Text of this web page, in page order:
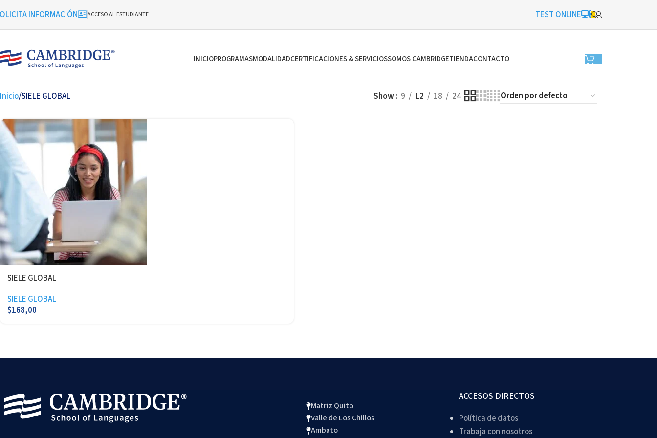
INFORMACIÓN ACCESO AL ESTUDIANTE TEST ONLINE
INICIOPROGRAMASMODALIDADCERTIFICACIONES & SERVICIOSSOMOS CAMBRIDGETIENDACONTACTO
Inicio SIELE GLOBAL Show 9 12 18 24
SIELE GLOBAL
SIELE GLOBAL
$168,00
Matriz Quito
Valle de Los Chillos
Ambato
ACCESOS DIRECTOS
Política de datos
Trabaja con nosotros